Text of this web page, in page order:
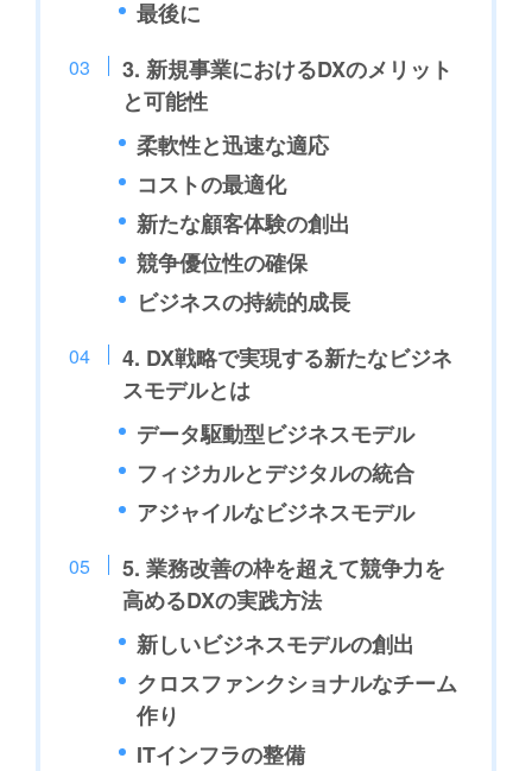
最後に
3. 新規事業におけるDXのメリット
と可能性
柔軟性と迅速な適応
コストの最適化
新たな顧客体験の創出
競争優位性の確保
ビジネスの持続的成長
4. DX戦略で実現する新たなビジネ
スモデルとは
データ駆動型ビジネスモデル
フィジカルとデジタルの統合
アジャイルなビジネスモデル
5. 業務改善の枠を超えて競争力を
高めるDXの実践方法
新しいビジネスモデルの創出
クロスファンクショナルなチーム
作り
ITインフラの整備